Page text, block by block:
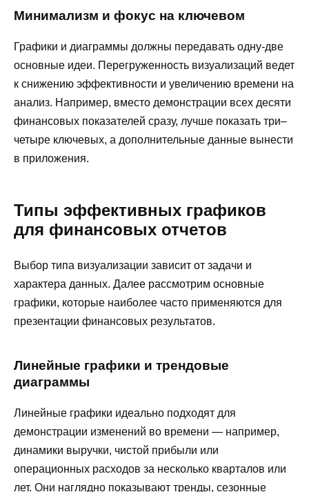
Минимализм и фокус на ключевом
Графики и диаграммы должны передавать одну-две
основные идеи. Перегруженность визуализаций ведет
к снижению эффективности и увеличению времени на
анализ. Например, вместо демонстрации всех десяти
финансовых показателей сразу, лучше показать три–
четыре ключевых, а дополнительные данные вынести
в приложения.
Типы эффективных графиков
для финансовых отчетов
Выбор типа визуализации зависит от задачи и
характера данных. Далее рассмотрим основные
графики, которые наиболее часто применяются для
презентации финансовых результатов.
Линейные графики и трендовые
диаграммы
Линейные графики идеально подходят для
демонстрации изменений во времени — например,
динамики выручки, чистой прибыли или
операционных расходов за несколько кварталов или
лет. Они наглядно показывают тренды, сезонные